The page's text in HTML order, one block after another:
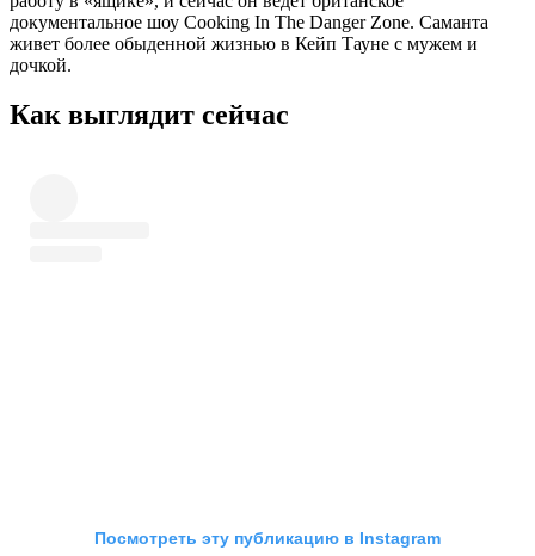
документальное шоу Cooking In The Danger Zone. Саманта
живет более обыденной жизнью в Кейп Тауне с мужем и
дочкой.
Как выглядит сейчас
Посмотреть эту публикацию в Instagram